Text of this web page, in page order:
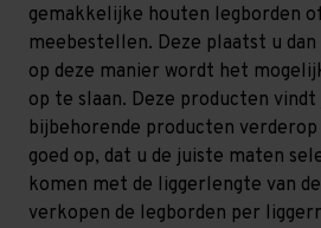
gemakkelijke houten legborden
meebestellen. Deze plaatst u
op deze manier wordt het
op te slaan. Deze producten
bijbehorende producten verderop
goed op, dat u de juiste maten
komen met de liggerlengte van
verkopen de legborden per